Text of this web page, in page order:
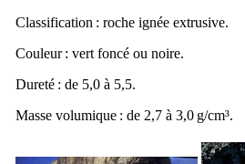
Classification : roche ignée extrusive.
Couleur : vert foncé ou noire.
Dureté : de 5,0 à 5,5.
Masse volumique : de 2,7 à 3,0 g/cm³.